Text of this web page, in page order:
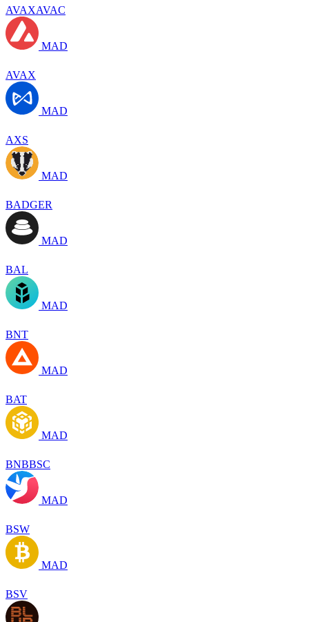
AVAXAVAC
MAD
AVAX
MAD
AXS
MAD
BADGER
MAD
BAL
MAD
BNT
MAD
BAT
MAD
BNBBSC
MAD
BSW
MAD
BSV